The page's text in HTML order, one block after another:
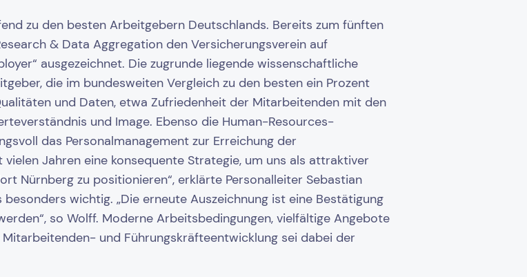
zu den besten Arbeitgebern Deutschlands. Bereits zum fünften
& Data Aggregation den Versicherungsverein auf
ausgezeichnet. Die zugrunde liegende wissenschaftliche
die im bundesweiten Vergleich zu den besten ein Prozent
und Daten, etwa Zufriedenheit der Mitarbeitenden mit den
und Image. Ebenso die Human-Resources-
das Personalmanagement zur Erreichung der
Jahren eine konsequente Strategie, um uns als attraktiver
Nürnberg zu positionieren“, erklärte Personalleiter Sebastian
wichtig. „Die erneute Auszeichnung ist eine Bestätigung
so Wolff. Moderne Arbeitsbedingungen, vielfältige Angebote
und Führungskräfteentwicklung sei dabei der